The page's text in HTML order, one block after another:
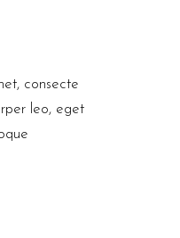
consecte
leo, eget